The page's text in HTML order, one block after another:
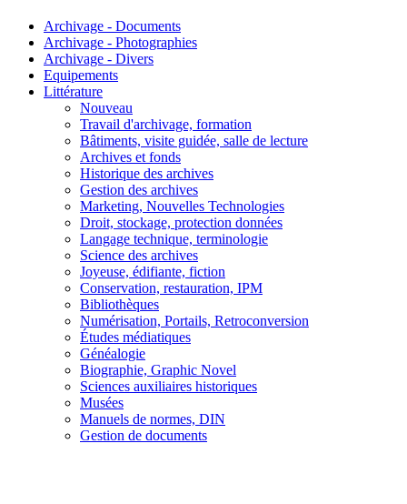
Archivage - Documents
Archivage - Photographies
Archivage - Divers
Equipements
Littérature
Nouveau
Travail d'archivage, formation
Bâtiments, visite guidée, salle de lecture
Archives et fonds
Historique des archives
Gestion des archives
Marketing, Nouvelles Technologies
Droit, stockage, protection données
Langage technique, terminologie
Science des archives
Joyeuse, édifiante, fiction
Conservation, restauration, IPM
Bibliothèques
Numérisation, Portails, Retroconversion
Études médiatiques
Généalogie
Biographie, Graphic Novel
Sciences auxiliaires historiques
Musées
Manuels de normes, DIN
Gestion de documents